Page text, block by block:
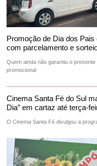
Promoção de Dia dos
com parcelamento e
Quem ainda não garantiu o
promocional
Cinema Santa Fé do Sul
Dia” em cartaz até terça-
O Cinema Santa Fé divulgou a